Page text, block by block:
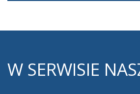
W SERWISIE